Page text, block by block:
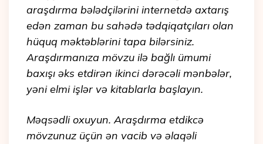
araşdırma bələdçilərini internetdə axtarış
edən zaman bu sahədə tədqiqatçıları olan
hüquq məktəblərini tapa bilərsiniz.
Araşdırmanıza mövzu ilə bağlı ümumi
baxışı əks etdirən ikinci dərəcəli mənbələr,
yəni elmi işlər və kitablarla başlayın.
Məqsədli oxuyun. Araşdırma etdikcə
mövzunuz üçün ən vacib və əlaqəli